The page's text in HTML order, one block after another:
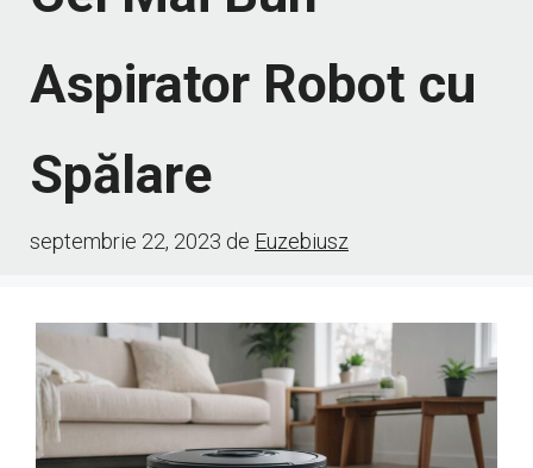
Aspirator Robot cu
Spălare
septembrie 22, 2023 de Euzebiusz